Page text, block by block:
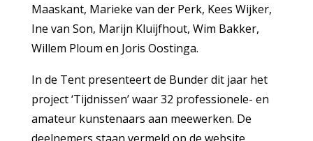
Maaskant, Marieke van der Perk, Kees Wijker,
Ine van Son, Marijn Kluijfhout, Wim Bakker,
Willem Ploum en Joris Oostinga.
In de Tent presenteert de Bunder dit jaar het
project ‘Tijdnissen’ waar 32 professionele- en
amateur kunstenaars aan meewerken. De